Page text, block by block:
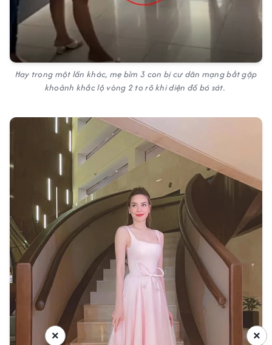
Hay trong một lần khác, mẹ bỉm 3 con bị cư dân mạng bắt gặp
khoảnh khắc lộ vòng 2 to rõ khi diện đồ bó sát.
×
×